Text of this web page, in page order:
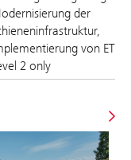
der
von ETCS
2 only